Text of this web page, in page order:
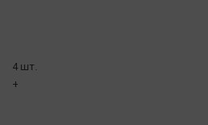
4 шт.
+